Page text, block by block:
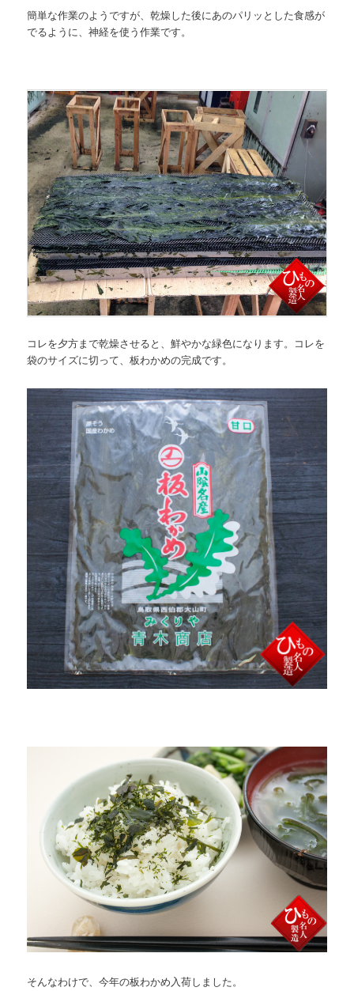
簡単な作業のようですが、乾燥した後にあのパリッとした食感が
でるように、神経を使う作業です。
コレを夕方まで乾燥させると、鮮やかな緑色になります。コレを
袋のサイズに切って、板わかめの完成です。
そんなわけで、今年の板わかめ入荷しました。